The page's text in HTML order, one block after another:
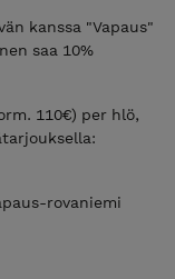
kanssa "Vapaus"
saa 10%
110€) per hlö,
rovaniemi